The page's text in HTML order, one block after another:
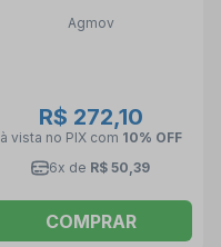
Agmov
R$ 272,10
à vista no PIX com 10% OFF
6x de R$ 50,39
COMPRAR